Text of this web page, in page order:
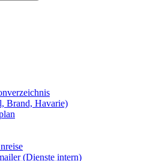
Brand, Havarie)
(Dienste intern)